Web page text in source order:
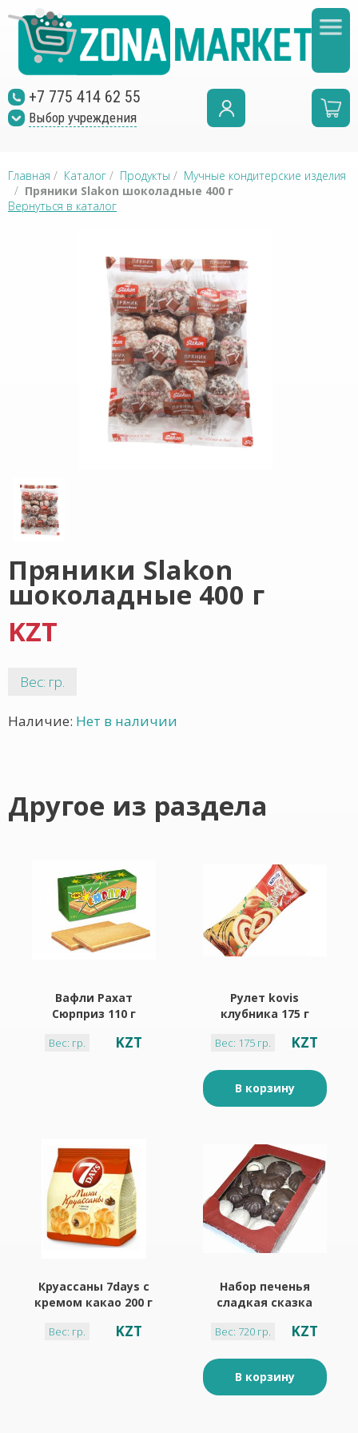
+7 775 414 62 55
Выбор учреждения
Главная / Каталог / Продукты / Мучные кондитерские изделия
/ Пряники Slakon шоколадные 400 г
Вернуться в каталог
Пряники Slakon
шоколадные 400 г
KZT
Вес: гр.
Наличие: Нет в наличии
Другое из раздела
Вафли Рахат
Сюрприз 110 г
Вес: гр. KZT
Рулет kovis
клубника 175 г
Вес: 175 гр. KZT
В корзину
Круассаны 7days с
кремом какао 200 г
Вес: гр. KZT
Набор печенья
сладкая сказка
коробка)
Вес: 720 гр. KZT
В корзину